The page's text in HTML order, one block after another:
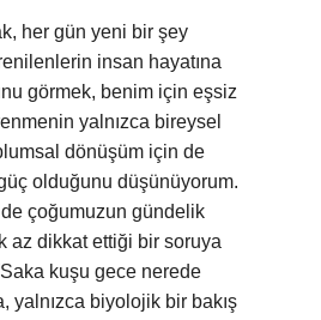
her gün yeni bir şey
insan hayatına
görmek, benim için eşsiz
yalnızca bireysel
dönüşüm için de
olduğunu düşünüyorum.
çoğumuzun gündelik
az dikkat ettiği bir soruya
kuşu gece nerede
yalnızca biyolojik bir bakış